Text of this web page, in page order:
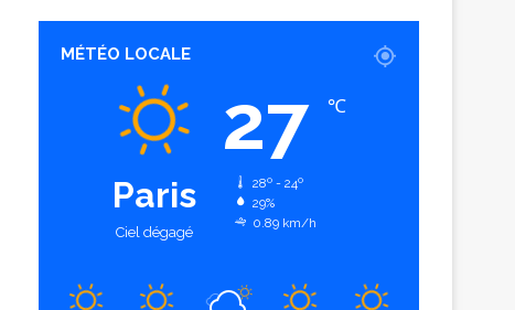
MÉTÉO LOCALE
Paris
Ciel dégagé
27 ℃
28º - 24º
29%
0.89 km/h